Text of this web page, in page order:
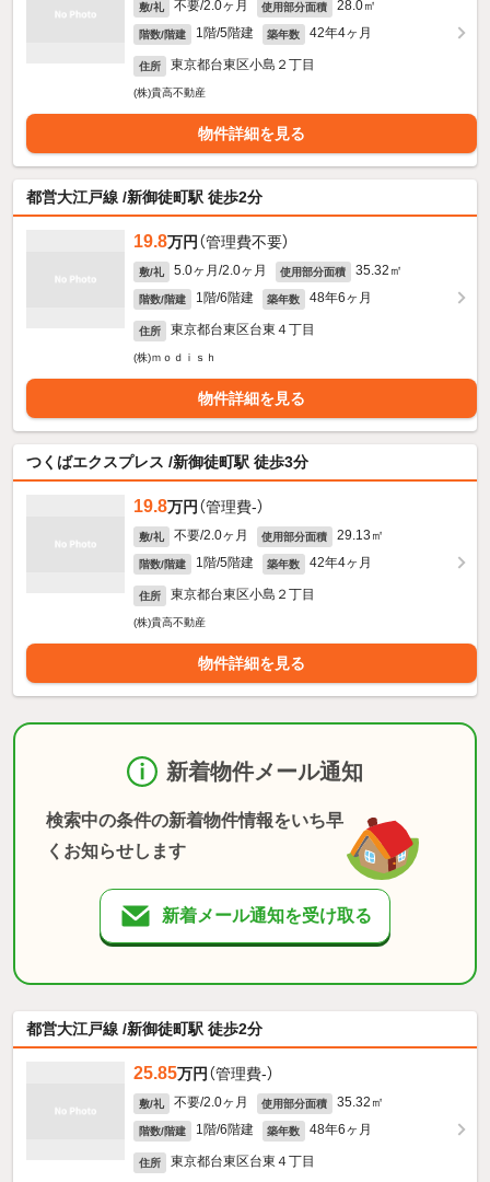
敷/礼 不要/2.0ヶ月 使用部分面積 28.0㎡
階数/階建 1階/5階建 築年数 42年4ヶ月
住所 東京都台東区小島２丁目
(株)貴高不動産
物件詳細を見る
都営大江戸線 /新御徒町駅 徒歩2分
19.8万円 （管理費不要）
敷/礼 5.0ヶ月/2.0ヶ月 使用部分面積 35.32㎡
階数/階建 1階/6階建 築年数 48年6ヶ月
住所 東京都台東区台東４丁目
(株)ｍｏｄｉｓｈ
物件詳細を見る
つくばエクスプレス /新御徒町駅 徒歩3分
19.8万円 （管理費-）
敷/礼 不要/2.0ヶ月 使用部分面積 29.13㎡
階数/階建 1階/5階建 築年数 42年4ヶ月
住所 東京都台東区小島２丁目
(株)貴高不動産
物件詳細を見る
新着物件メール通知
検索中の条件の新着物件情報をいち早
くお知らせします
新着メール通知を受け取る
都営大江戸線 /新御徒町駅 徒歩2分
25.85万円 （管理費-）
敷/礼 不要/2.0ヶ月 使用部分面積 35.32㎡
階数/階建 1階/6階建 築年数 48年6ヶ月
住所 東京都台東区台東４丁目